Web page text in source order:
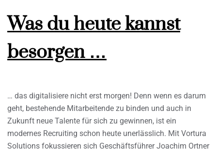
Was du heute kannst
besorgen …
… das digitalisiere nicht erst morgen! Denn wenn es darum
geht, bestehende Mitarbeitende zu binden und auch in
Zukunft neue Talente für sich zu gewinnen, ist ein
modernes Recruiting schon heute unerlässlich. Mit Vortura
Solutions fokussieren sich Geschäftsführer Joachim Ortner